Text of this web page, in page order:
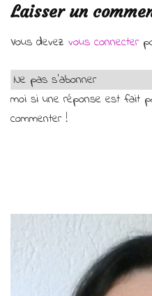
Laisser un
Vous devez vous connecter
moi si une réponse est fait
commenter !